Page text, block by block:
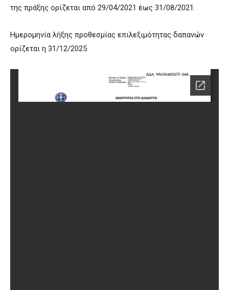
της πράξης ορίζεται από 29/04/2021 έως 31/08/2021.
Ημερομηνία λήξης προθεσμίας επιλεξιμότητας δαπανών
ορίζεται η 31/12/2025